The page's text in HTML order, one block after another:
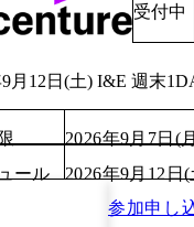
受付中
9月12日(土) I&E 週末
2026年9月7日(
ール
2026年9月12日(
参加申し